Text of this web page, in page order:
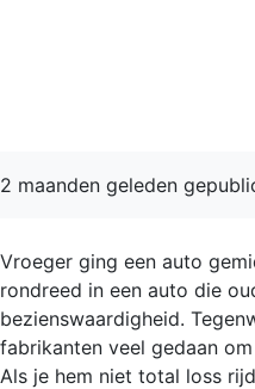
2 maanden geleden
Vroeger ging een auto
rondreed in een auto die
bezienswaardigheid.
fabrikanten veel gedaan
Als je hem niet total loss